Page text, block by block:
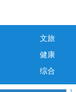
文旅
健康
综合